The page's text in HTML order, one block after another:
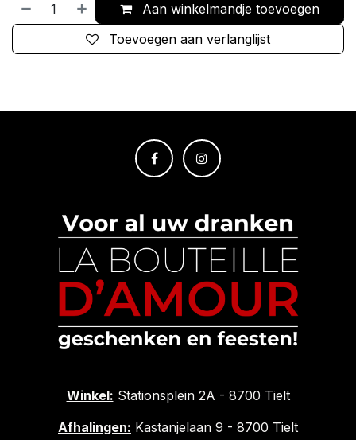
Aan winkelmandje toevoegen
Toevoegen aan verlanglijst
Winkel: Stationsplein 2A - 8700 Tielt
Afhalingen: Kastanjelaan 9 - 8700 Tielt